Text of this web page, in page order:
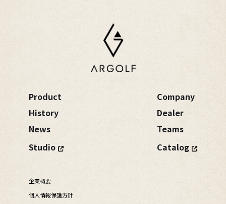
Product
History
News
Studio
Company
Dealer
Teams
Catalog
企業概要
個人情報保護方針